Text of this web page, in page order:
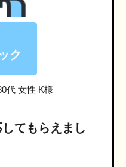
ク
代 女性 K様
てもらえまし